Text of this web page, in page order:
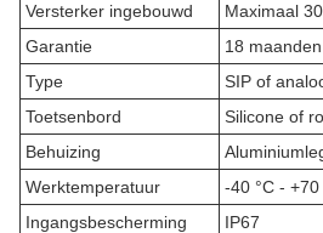
Versterker ingebouwd
Maximaal
Garantie
18 maanden
Type
SIP of
Toetsenbord
Silicone of
Behuizing
Werktemperatuur
-40 °C - +70
Ingangsbescherming
IP67